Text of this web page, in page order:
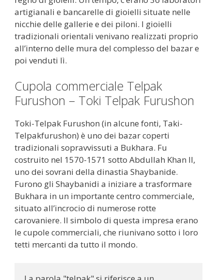
artigianali e bancarelle di gioielli situate nelle
nicchie delle gallerie e dei piloni. I gioielli
tradizionali orientali venivano realizzati proprio
all’interno delle mura del complesso del bazar e
poi venduti lì.
Cupola commerciale Telpak
Furushon – Toki Telpak Furushon
Toki-Telpak Furushon (in alcune fonti, Taki-
Telpakfurushon) è uno dei bazar coperti
tradizionali sopravvissuti a Bukhara. Fu
costruito nel 1570-1571 sotto Abdullah Khan II,
uno dei sovrani della dinastia Shaybanide.
Furono gli Shaybanidi a iniziare a trasformare
Bukhara in un importante centro commerciale,
situato all’incrocio di numerose rotte
carovaniere. Il simbolo di questa impresa erano
le cupole commerciali, che riunivano sotto i loro
tetti mercanti da tutto il mondo.